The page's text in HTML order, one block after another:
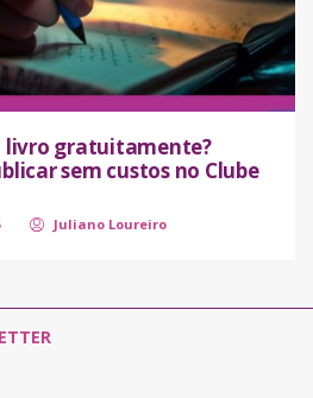
livro gratuitamente?
sem custos no Clube
Juliano Loureiro